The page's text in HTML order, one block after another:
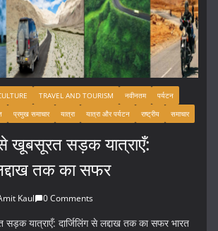
TRAVEL AND TOURISM नवीनतम
पर्यटन
प्रमुख समाचार यात्रा यात्रा और पर्यटन राष्ट्रीय समाचार
खूबसूरत सड़क यात्राएँ:
तक का सफर
Kaul 0 Comments
यात्राएँ: दार्जिलिंग से लद्दाख तक का सफर भारत